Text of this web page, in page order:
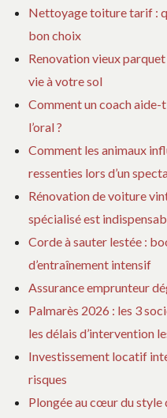
Nettoyage toiture tarif :
bon choix
Renovation vieux
vie à votre sol
Comment un coach aide-
l’oral ?
Comment les animaux
ressenties lors d’un
Rénovation de voiture
spécialisé est
Corde à sauter lestée :
d’entraînement intensif
Assurance emprunteur
Palmarès 2026 : les 3
les délais d’intervention
Investissement locatif
risques
Plongée au cœur du style